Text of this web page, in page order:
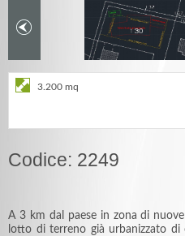
3.200 mq
Codice: 2249
A 3 km dal paese in zona di
lotto di terreno già urbanizzato